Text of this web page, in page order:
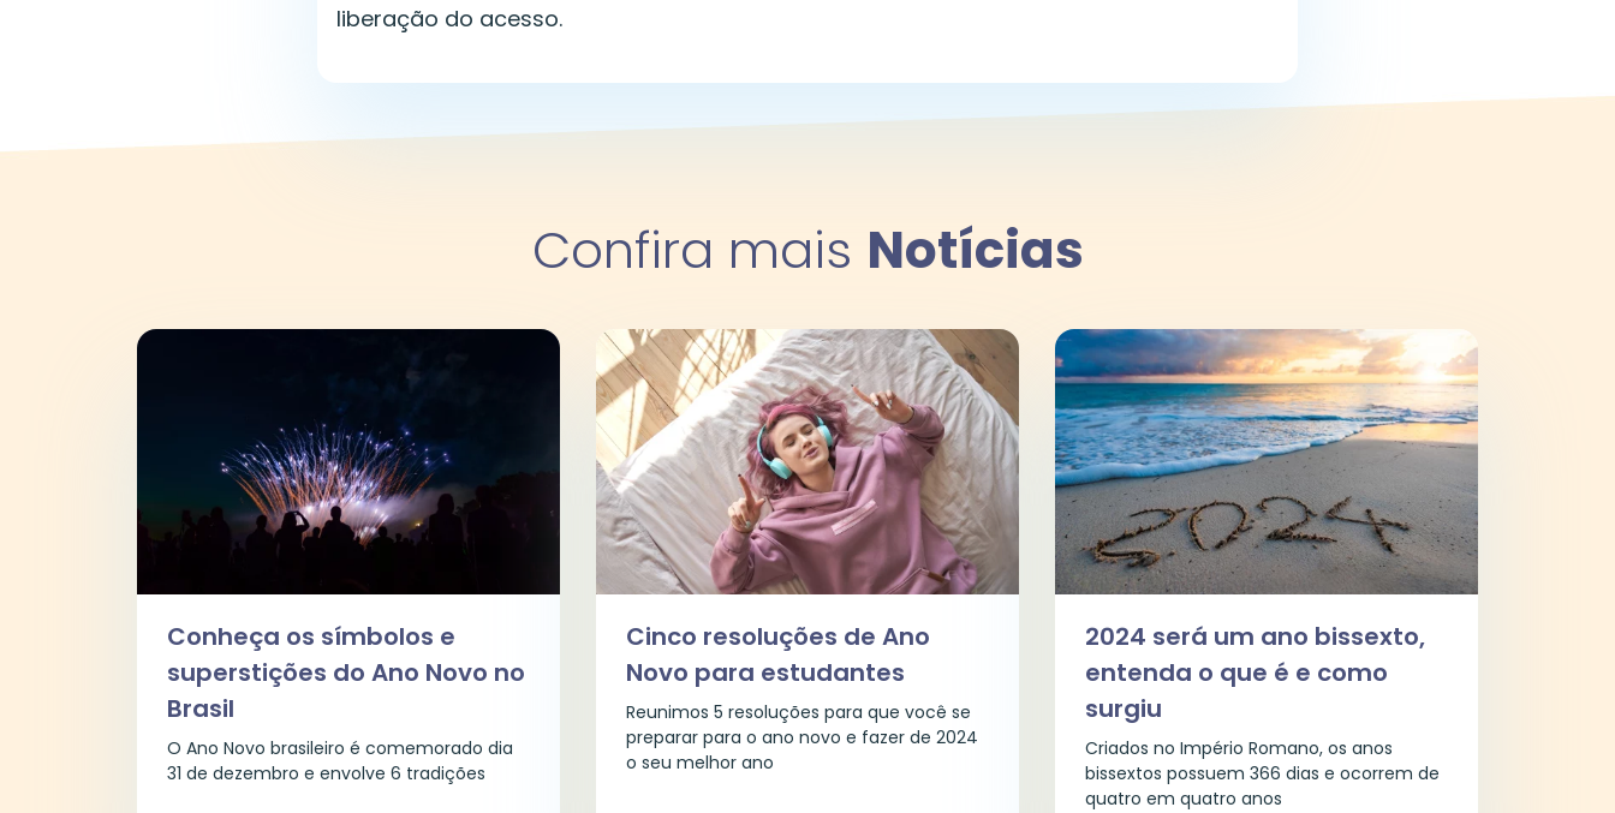
liberação do acesso.
Confira mais Notícias
Conheça os símbolos e
superstições do Ano Novo no
Brasil
O Ano Novo brasileiro é comemorado dia
31 de dezembro e envolve 6 tradições
Cinco resoluções de Ano
Novo para estudantes
Reunimos 5 resoluções para que você se
preparar para o ano novo e fazer de 2024
o seu melhor ano
2024 será um ano bissexto,
entenda o que é e como
surgiu
Criados no Império Romano, os anos
bissextos possuem 366 dias e ocorrem de
quatro em quatro anos